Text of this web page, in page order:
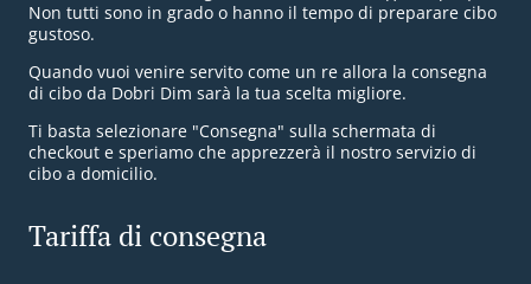
Non tutti sono in grado o hanno il tempo di preparare cibo
gustoso.
Quando vuoi venire servito come un re allora la consegna
di cibo da Dobri Dim sarà la tua scelta migliore.
Ti basta selezionare "Consegna" sulla schermata di
checkout e speriamo che apprezzerà il nostro servizio di
cibo a domicilio.
Tariffa di consegna